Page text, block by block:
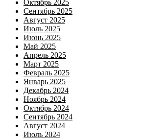
Октябрь 2025
Сентябрь 2025
Август 2025
Июль 2025
Июнь 2025
Май 2025
Апрель 2025
Март 2025
Февраль 2025
Январь 2025
Декабрь 2024
Ноябрь 2024
Октябрь 2024
Сентябрь 2024
Август 2024
Июль 2024